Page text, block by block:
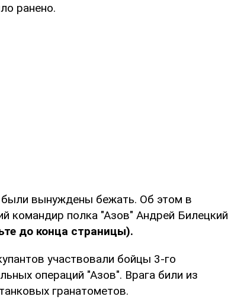
ранено.
были вынуждены бежать. Об этом в
командир полка "Азов" Андрей Билецкий
до конца страницы).
участвовали бойцы 3-го
операций "Азов". Врага били из
гранатометов.